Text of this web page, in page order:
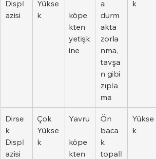
Displ
azisi
Yükse
k
köpe
kten
yetişk
ine
a
durm
akta
zorla
nma,
tavşa
n gibi
zıpla
ma
k
Dirse
k
Displ
azisi
Çok
Yükse
k
Yavru
köpe
kten
Ön
baca
k
topall
Yükse
k